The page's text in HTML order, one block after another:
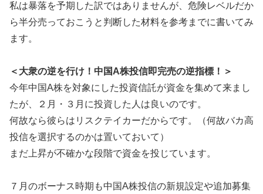
私は暴落を予期した訳ではありませんが、危険レベルだか
ら半分売っておこうと判断した材料を参考までに書いてみ
ます。
＜大衆の逆を行け！中国A株投信即完売の逆指標！＞
今年中国A株を対象にした投資信託が資金を集めて来まし
たが、２月・３月に投資した人は良いのです。
何故なら彼らはリスクテイカーだからです。（何故バカ高
投信を選択するのかは置いておいて）
まだ上昇が不確かな段階で資金を投じています。
７月のボーナス時期も中国A株投信の新規設定や追加募集